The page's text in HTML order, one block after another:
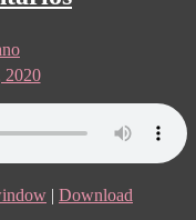
2020
| Download